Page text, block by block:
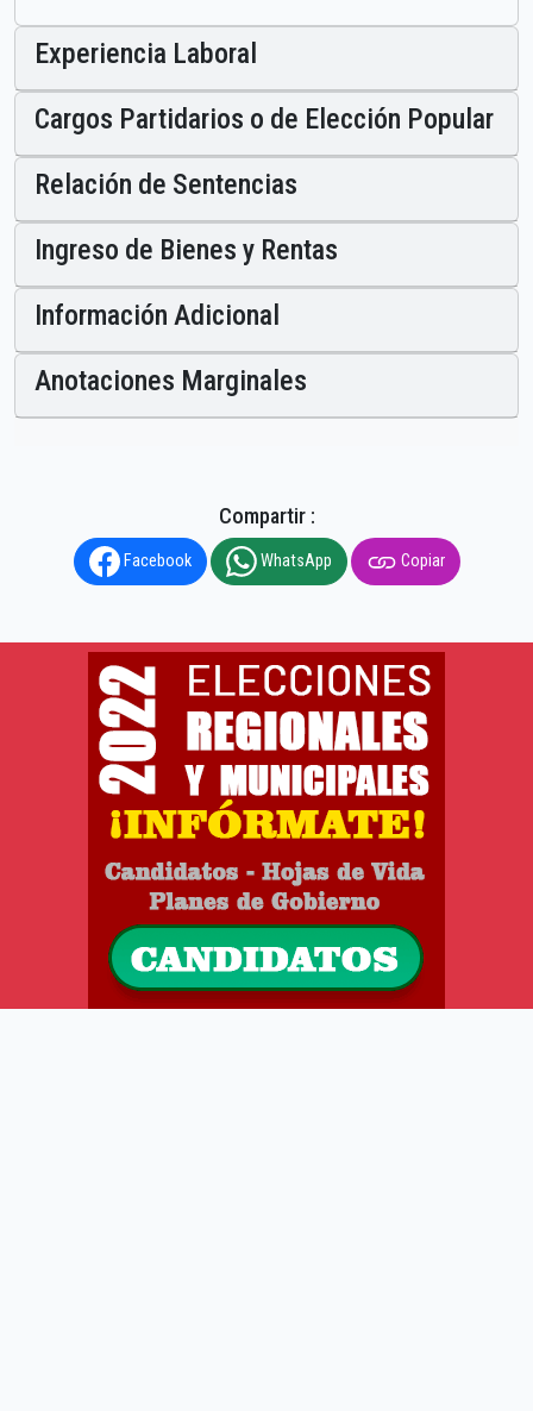
Experiencia Laboral
Cargos Partidarios o de Elección Popular
Relación de Sentencias
Ingreso de Bienes y Rentas
Información Adicional
Anotaciones Marginales
Compartir :
Facebook WhatsApp Copiar